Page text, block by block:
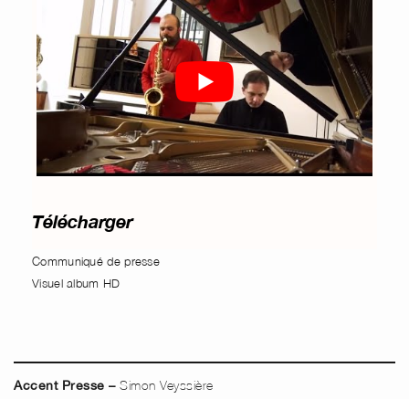
Télécharger
Communiqué de presse
Visuel album HD
Accent Presse –Simon Veyssière